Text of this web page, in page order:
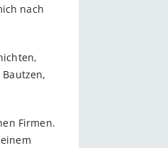
nach
Firmen.